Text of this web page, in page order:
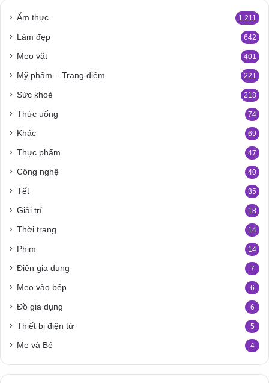
Ẩm thực 1.211
Làm đẹp 642
Mẹo vặt 401
Mỹ phẩm – Trang điểm 221
Sức khoẻ 218
Thức uống 74
Khác 69
Thực phẩm 47
Công nghệ 40
Tết 35
Giải trí 18
Thời trang 14
Phim 14
Điện gia dụng 7
Mẹo vào bếp 6
Đồ gia dụng 6
Thiết bị điện tử 5
Mẹ và Bé 4